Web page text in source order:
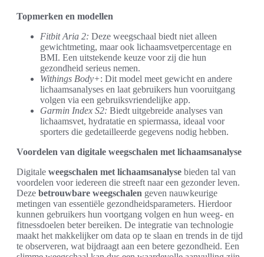
Topmerken en modellen
Fitbit Aria 2: Deze weegschaal biedt niet alleen
gewichtmeting, maar ook lichaamsvetpercentage en
BMI. Een uitstekende keuze voor zij die hun
gezondheid serieus nemen.
Withings Body+: Dit model meet gewicht en andere
lichaamsanalyses en laat gebruikers hun vooruitgang
volgen via een gebruiksvriendelijke app.
Garmin Index S2: Biedt uitgebreide analyses van
lichaamsvet, hydratatie en spiermassa, ideaal voor
sporters die gedetailleerde gegevens nodig hebben.
Voordelen van digitale weegschalen met lichaamsanalyse
Digitale weegschalen met lichaamsanalyse bieden tal van
voordelen voor iedereen die streeft naar een gezonder leven.
Deze betrouwbare weegschalen geven nauwkeurige
metingen van essentiële gezondheidsparameters. Hierdoor
kunnen gebruikers hun voortgang volgen en hun weeg- en
fitnessdoelen beter bereiken. De integratie van technologie
maakt het makkelijker om data op te slaan en trends in de tijd
te observeren, wat bijdraagt aan een betere gezondheid. Een